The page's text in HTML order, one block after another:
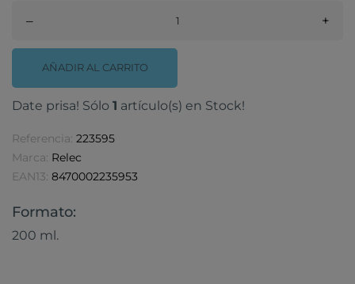
– +
AÑADIR AL CARRITO
Date prisa! Sólo 1 artículo(s) en Stock!
Referencia: 223595
Marca: Relec
EAN13: 8470002235953
Formato:
200 ml.